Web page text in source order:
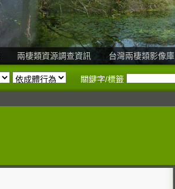
兩棲類資源調查資訊 台灣兩棲類影像庫
關鍵字/標籤